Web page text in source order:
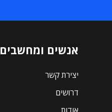
אנשים ומחשבים
יצירת קשר
דרושים